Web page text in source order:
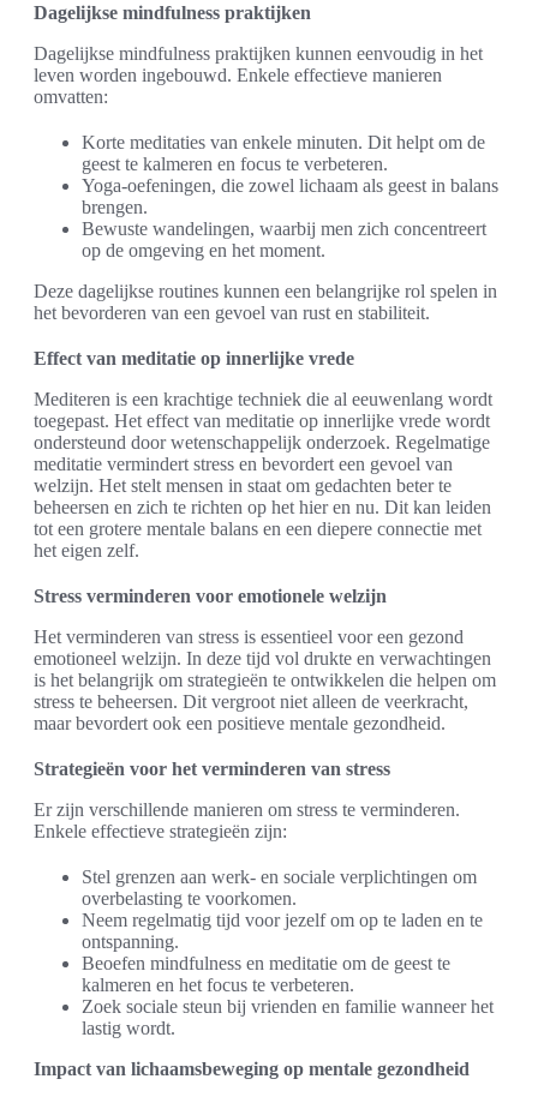
Dagelijkse mindfulness praktijken
Dagelijkse mindfulness praktijken kunnen eenvoudig in het
leven worden ingebouwd. Enkele effectieve manieren
omvatten:
Korte meditaties van enkele minuten. Dit helpt om de
geest te kalmeren en focus te verbeteren.
Yoga-oefeningen, die zowel lichaam als geest in balans
brengen.
Bewuste wandelingen, waarbij men zich concentreert
op de omgeving en het moment.
Deze dagelijkse routines kunnen een belangrijke rol spelen in
het bevorderen van een gevoel van rust en stabiliteit.
Effect van meditatie op innerlijke vrede
Mediteren is een krachtige techniek die al eeuwenlang wordt
toegepast. Het effect van meditatie op innerlijke vrede wordt
ondersteund door wetenschappelijk onderzoek. Regelmatige
meditatie vermindert stress en bevordert een gevoel van
welzijn. Het stelt mensen in staat om gedachten beter te
beheersen en zich te richten op het hier en nu. Dit kan leiden
tot een grotere mentale balans en een diepere connectie met
het eigen zelf.
Stress verminderen voor emotionele welzijn
Het verminderen van stress is essentieel voor een gezond
emotioneel welzijn. In deze tijd vol drukte en verwachtingen
is het belangrijk om strategieën te ontwikkelen die helpen om
stress te beheersen. Dit vergroot niet alleen de veerkracht,
maar bevordert ook een positieve mentale gezondheid.
Strategieën voor het verminderen van stress
Er zijn verschillende manieren om stress te verminderen.
Enkele effectieve strategieën zijn:
Stel grenzen aan werk- en sociale verplichtingen om
overbelasting te voorkomen.
Neem regelmatig tijd voor jezelf om op te laden en te
ontspanning.
Beoefen mindfulness en meditatie om de geest te
kalmeren en het focus te verbeteren.
Zoek sociale steun bij vrienden en familie wanneer het
lastig wordt.
Impact van lichaamsbeweging op mentale gezondheid